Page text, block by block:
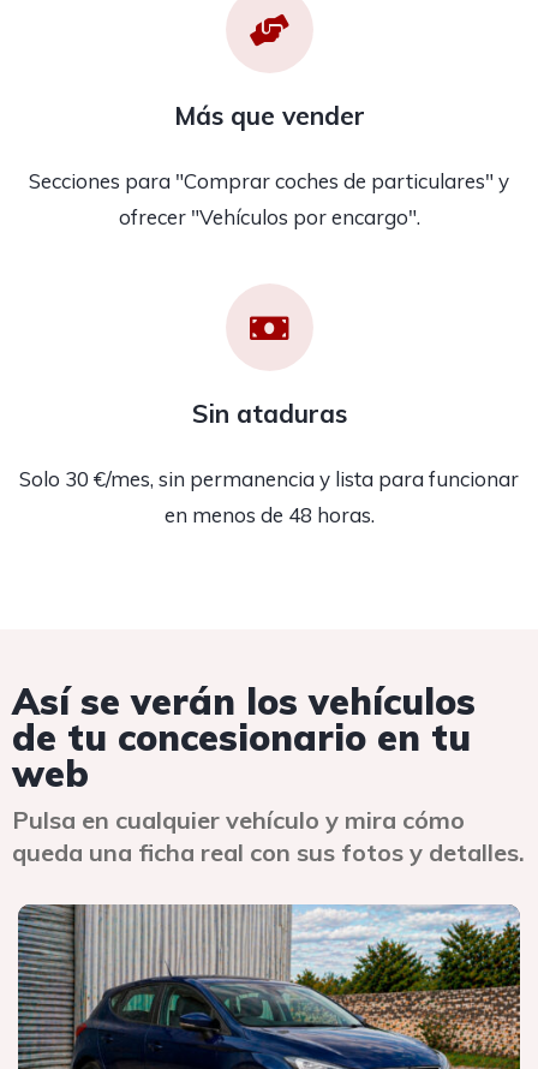
Más que vender
Secciones para "Comprar coches de particulares" y
ofrecer "Vehículos por encargo".
Sin ataduras
Solo 30 €/mes, sin permanencia y lista para funcionar
en menos de 48 horas.
Así se verán los vehículos
de tu concesionario en tu
web
Pulsa en cualquier vehículo y mira cómo
queda una ficha real con sus fotos y detalles.